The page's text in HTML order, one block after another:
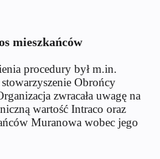
mieszkańców
procedury był m.in.
Obrońcy
zwracała uwagę na
wartość Intraco oraz
Muranowa wobec jego